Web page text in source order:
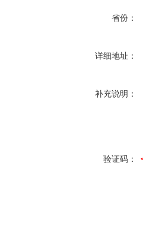
省份：
详细地址：
补充说明：
验证码：